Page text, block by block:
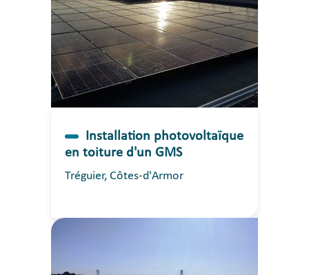
Installation photovoltaïque
en toiture d'un GMS
Tréguier, Côtes-d'Armor